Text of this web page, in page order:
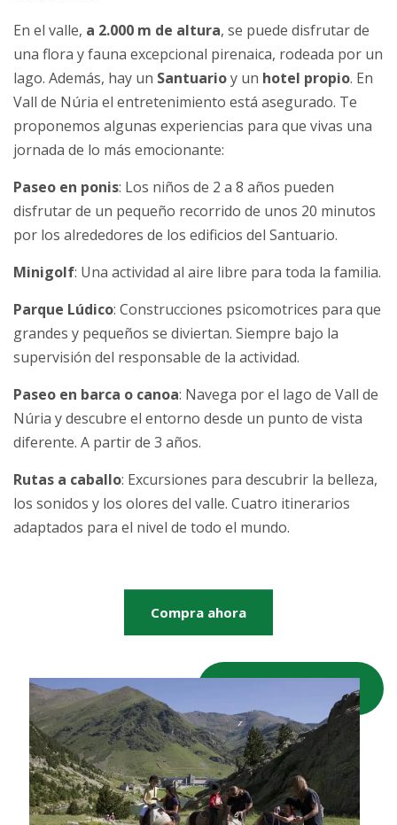
En el valle, a 2.000 m de altura, se puede disfrutar de
una flora y fauna excepcional pirenaica, rodeada por un
lago. Además, hay un Santuarioy un hotel propio. En
Vall de Núria el entretenimiento está asegurado. Te
proponemos algunas experiencias para que vivas una
jornada de lo más emocionante:
Paseo en ponis: Los niños de 2 a 8 años pueden
disfrutar de un pequeño recorrido de unos 20 minutos
por los alrededores de los edificios del Santuario.
Minigolf: Una actividad al aire libre para toda la familia.
Parque Lúdico: Construcciones psicomotrices para que
grandes y pequeños se diviertan. Siempre bajo la
supervisión del responsable de la actividad.
Paseo en barca o canoa: Navega por el lago de Vall de
Núria y descubre el entorno desde un punto de vista
diferente. A partir de 3 años.
Rutas a caballo: Excursiones para descubrir la belleza,
los sonidos y los olores del valle. Cuatro itinerarios
adaptados para el nivel de todo el mundo.
Compra ahora